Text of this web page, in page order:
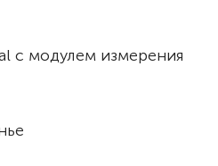
с модулем измерения